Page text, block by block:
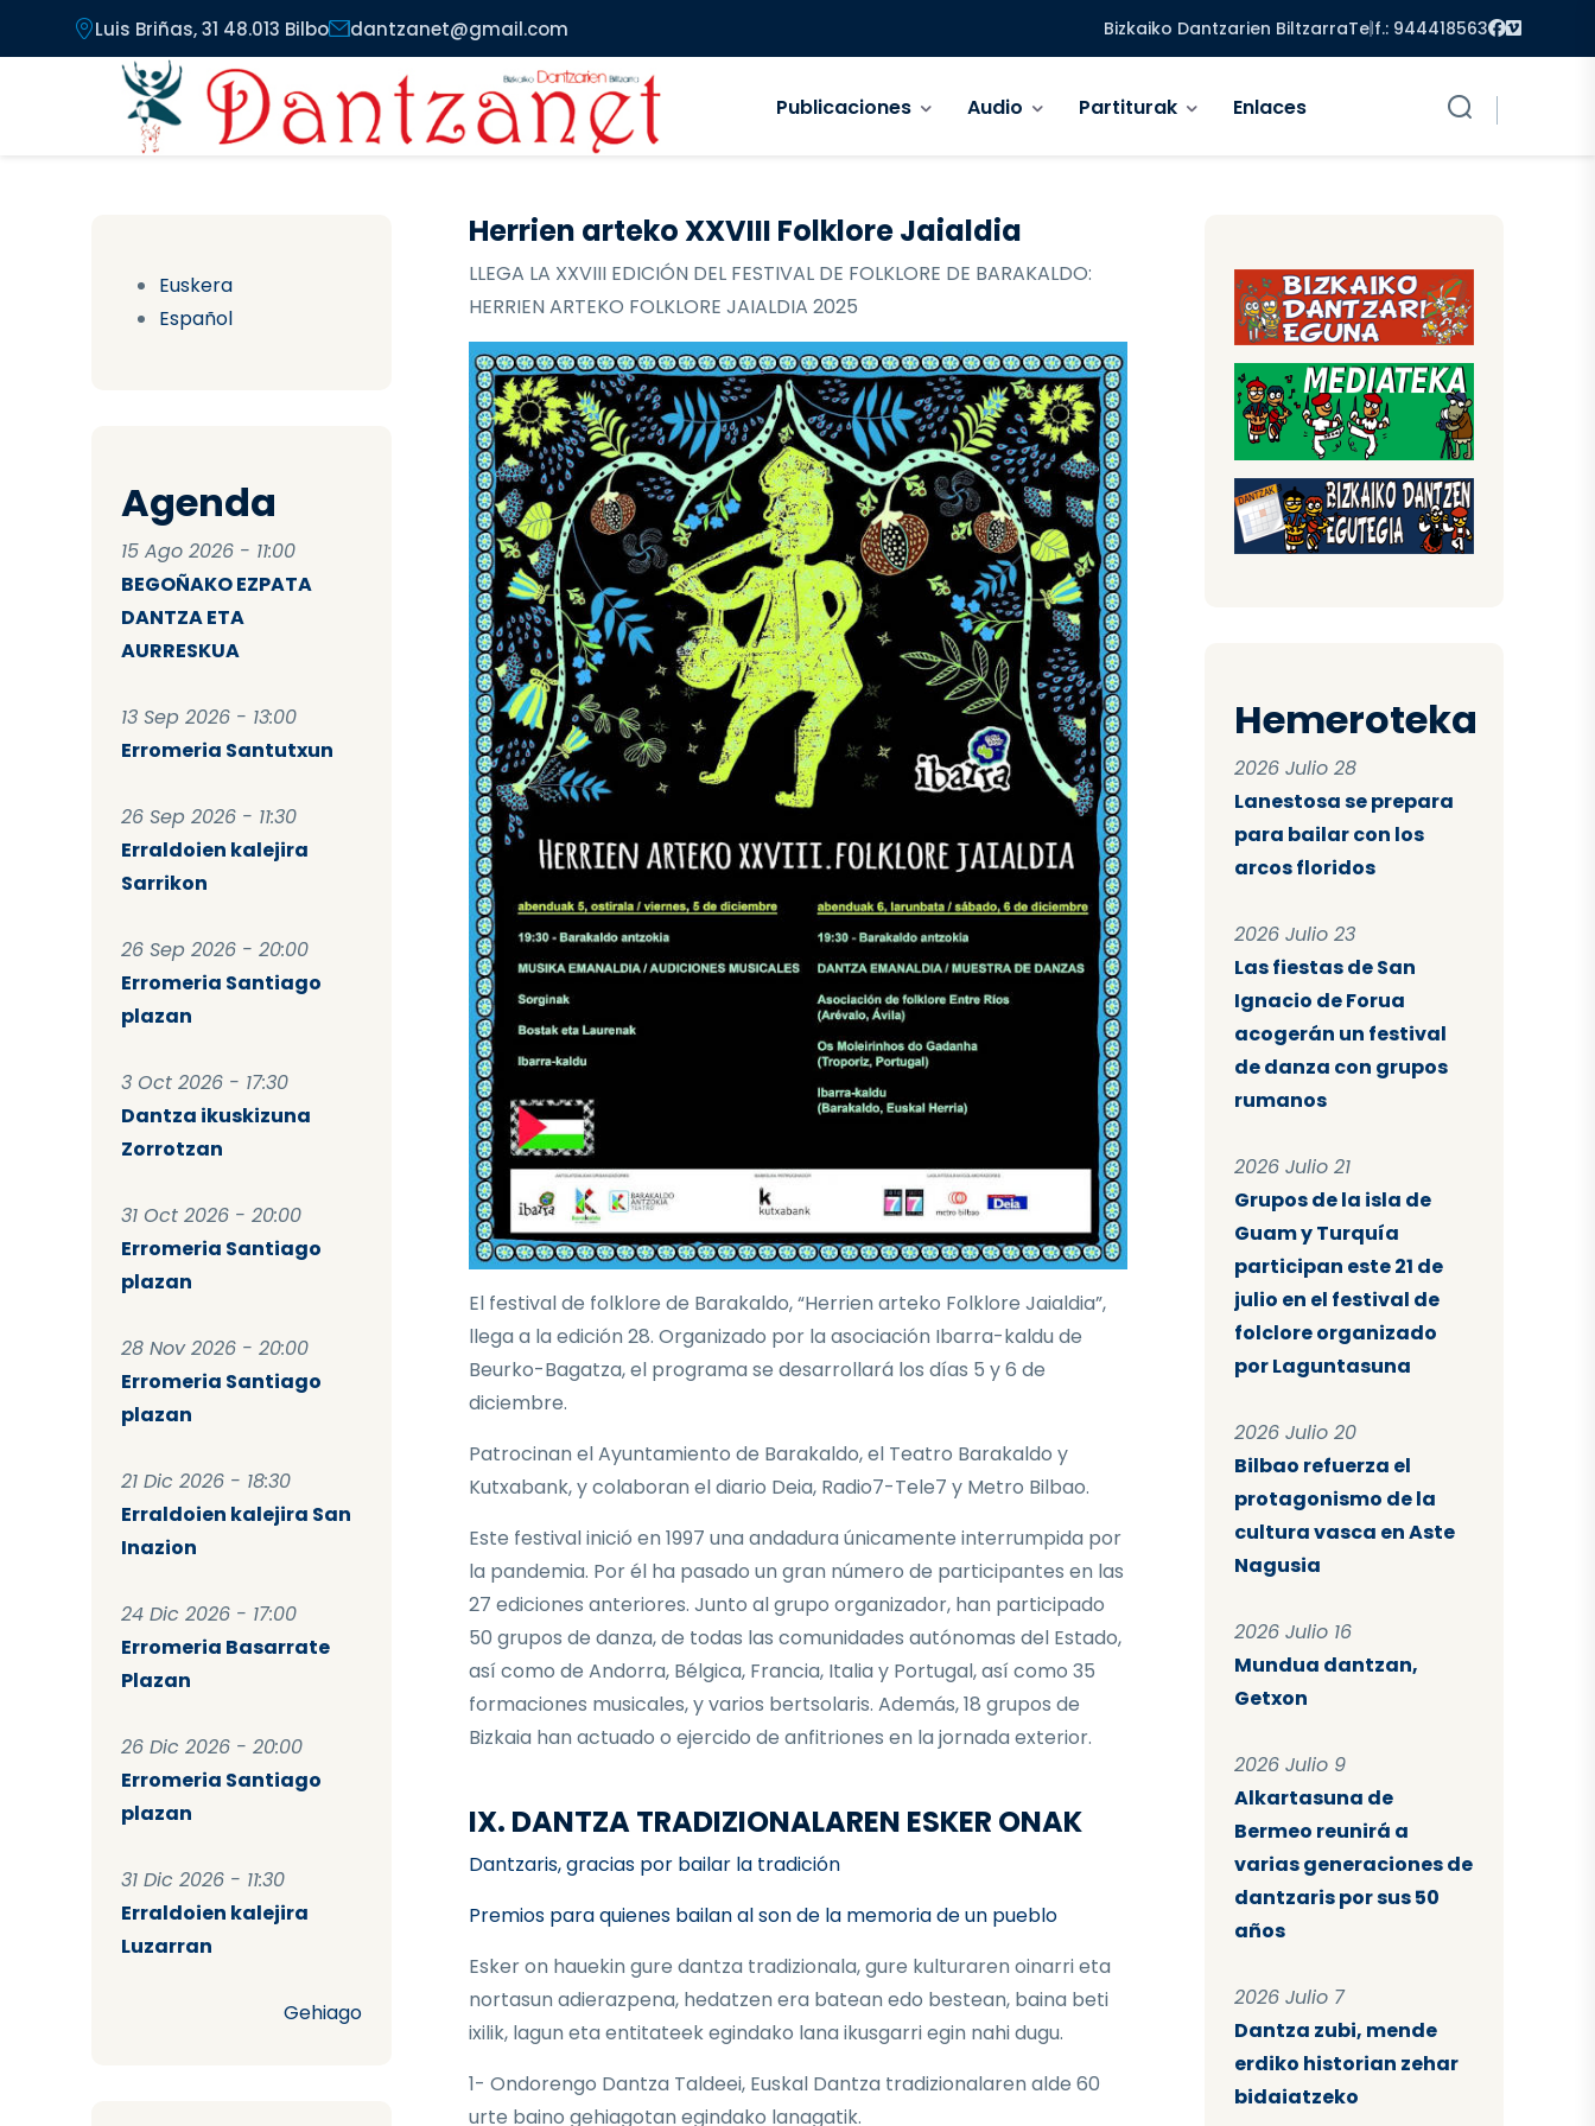
Pasar al contenido principal
Luis Briñas, 31 48.013 Bilbo dantzanet@gmail.com Bizkaiko Dantzarien BiltzarraTelf.: 944418563 Facebook
Vimeo
Publicaciones Audio Partiturak Enlaces
Euskera
Español
Agenda
15 Ago 2026 - 11:00
BEGOÑAKO EZPATA
DANTZA ETA
AURRESKUA
13 Sep 2026 - 13:00
Erromeria Santutxun
26 Sep 2026 - 11:30
Erraldoien kalejira
Sarrikon
26 Sep 2026 - 20:00
Erromeria Santiago
plazan
3 Oct 2026 - 17:30
Dantza ikuskizuna
Zorrotzan
31 Oct 2026 - 20:00
Erromeria Santiago
plazan
28 Nov 2026 - 20:00
Erromeria Santiago
plazan
21 Dic 2026 - 18:30
Erraldoien kalejira San
Inazion
24 Dic 2026 - 17:00
Erromeria Basarrate
Plazan
26 Dic 2026 - 20:00
Erromeria Santiago
plazan
31 Dic 2026 - 11:30
Erraldoien kalejira
Luzarran
Gehiago
Herrien arteko XXVIII Folklore Jaialdia
LLEGA LA XXVIII EDICIÓN DEL FESTIVAL DE FOLKLORE DE BARAKALDO:
HERRIEN ARTEKO FOLKLORE JAIALDIA 2025
El festival de folklore de Barakaldo, “Herrien arteko Folklore Jaialdia”,
llega a la edición 28. Organizado por la asociación Ibarra-kaldu de
Beurko-Bagatza, el programa se desarrollará los días 5 y 6 de
diciembre.
Patrocinan el Ayuntamiento de Barakaldo, el Teatro Barakaldo y
Kutxabank, y colaboran el diario Deia, Radio7-Tele7 y Metro Bilbao.
Este festival inició en 1997 una andadura únicamente interrumpida por
la pandemia. Por él ha pasado un gran número de participantes en las
27 ediciones anteriores. Junto al grupo organizador, han participado
50 grupos de danza, de todas las comunidades autónomas del Estado,
así como de Andorra, Bélgica, Francia, Italia y Portugal, así como 35
formaciones musicales, y varios bertsolaris. Además, 18 grupos de
Bizkaia han actuado o ejercido de anfitriones en la jornada exterior.
IX. DANTZA TRADIZIONALAREN ESKER ONAK
Dantzaris, gracias por bailar la tradición
Premios para quienes bailan al son de la memoria de un pueblo
Esker on hauekin gure dantza tradizionala, gure kulturaren oinarri eta
nortasun adierazpena, hedatzen era batean edo bestean, baina beti
ixilik, lagun eta entitateek egindako lana ikusgarri egin nahi dugu.
1- Ondorengo Dantza Taldeei, Euskal Dantza tradizionalaren alde 60
urte baino gehiagotan egindako lanagatik.
Hemeroteka
2026 Julio 28
Lanestosa se prepara
para bailar con los
arcos floridos
2026 Julio 23
Las fiestas de San
Ignacio de Forua
acogerán un festival
de danza con grupos
rumanos
2026 Julio 21
Grupos de la isla de
Guam y Turquía
participan este 21 de
julio en el festival de
folclore organizado
por Laguntasuna
2026 Julio 20
Bilbao refuerza el
protagonismo de la
cultura vasca en Aste
Nagusia
2026 Julio 16
Mundua dantzan,
Getxon
2026 Julio 9
Alkartasuna de
Bermeo reunirá a
varias generaciones de
dantzaris por sus 50
años
2026 Julio 7
Dantza zubi, mende
erdiko historian zehar
bidaiatzeko